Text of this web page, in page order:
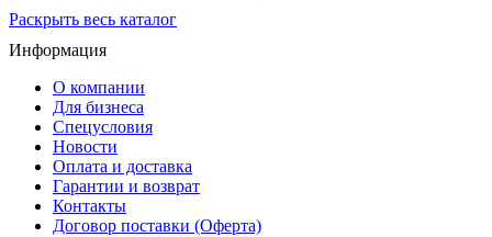
Раскрыть весь каталог
Информация
О компании
Для бизнеса
Спецусловия
Новости
Оплата и доставка
Гарантии и возврат
Контакты
Договор поставки (Оферта)